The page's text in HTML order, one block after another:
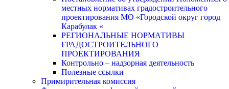
местных нормативах градостроительного
проектирования МО «Городской округ город
Карабулак «
РЕГИОНАЛЬНЫЕ НОРМАТИВЫ
ГРАДОСТРОИТЕЛЬНОГО
ПРОЕКТИРОВАНИЯ
Контрольно – надзорная деятельность
Полезные ссылки
Примирительная комиссия